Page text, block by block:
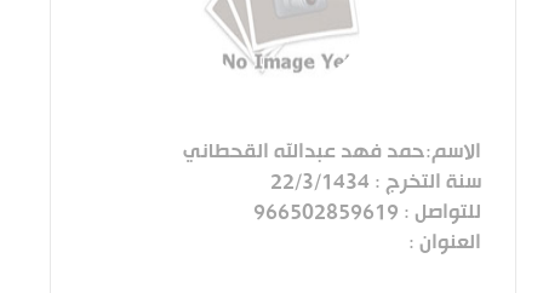
الاسم:حمد فهد عبدالله القحطاني
سنة التخرج : 22/3/1434
للتواصل : 966502859619
العنوان :